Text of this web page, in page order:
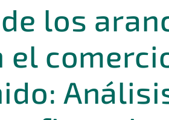
los
el